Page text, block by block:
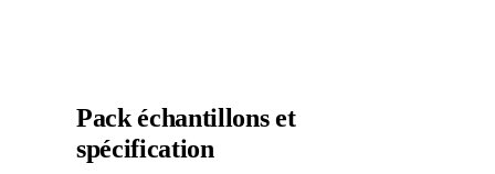
Pack échantillons et
spécification